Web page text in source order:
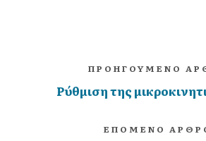
ΠΡΟΗΓΟΥΜΕΝΟ
Ρύθμιση της
ΕΠΟΜΕΝΟ